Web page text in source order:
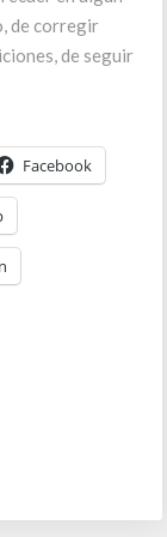
de corregir
de seguir
Facebook